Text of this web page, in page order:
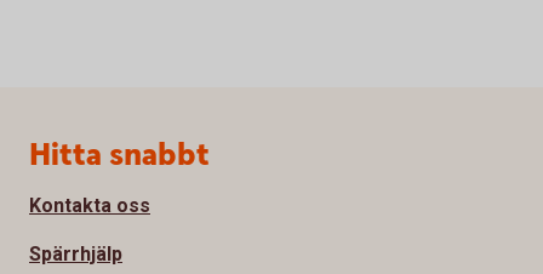
Sidfot
Hitta snabbt
Kontakta oss
Spärrhjälp